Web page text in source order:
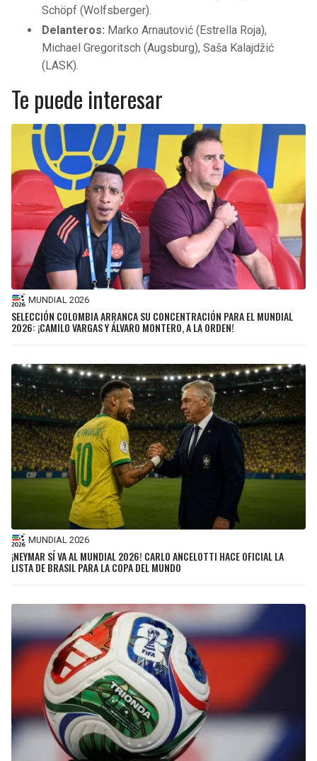
Schöpf (Wolfsberger).
Delanteros: Marko Arnautović (Estrella Roja),
Michael Gregoritsch (Augsburg), Saša Kalajdžić
(LASK).
Te puede interesar
MUNDIAL 2026
SELECCIÓN COLOMBIA ARRANCA SU CONCENTRACIÓN PARA EL MUNDIAL
2026: ¡CAMILO VARGAS Y ÁLVARO MONTERO, A LA ORDEN!
MUNDIAL 2026
¡NEYMAR SÍ VA AL MUNDIAL 2026! CARLO ANCELOTTI HACE OFICIAL LA
LISTA DE BRASIL PARA LA COPA DEL MUNDO